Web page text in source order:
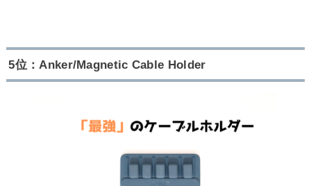
5位：Anker/Magnetic Cable Holder